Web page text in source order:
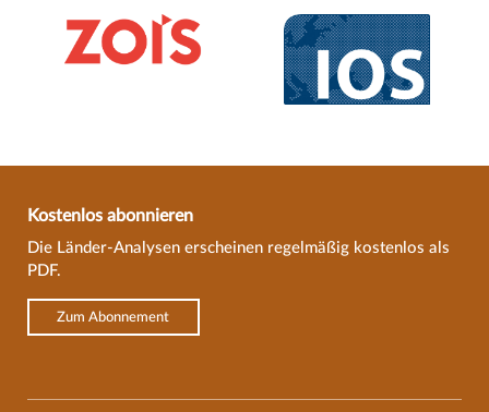
Kostenlos abonnieren
Die Länder-Analysen erscheinen regelmäßig kostenlos als
PDF.
Zum Abonnement